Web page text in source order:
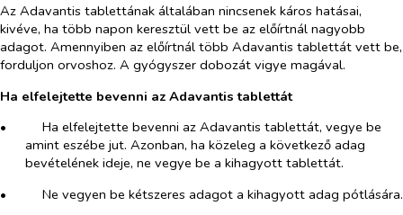
Az Adavantis tablettának általában nincsenek káros hatásai,
kivéve, ha több napon keresztül vett be az előírtnál nagyobb
adagot. Amennyiben az előírtnál több Adavantis tablettát vett be,
forduljon orvoshoz. A gyógyszer dobozát vigye magával.
Ha elfelejtette bevenni az Adavantis tablettát
•​
Ha elfelejtette bevenni az Adavantis tablettát, vegye be
amint eszébe jut. Azonban, ha közeleg a következő adag
bevételének ideje, ne vegye be a kihagyott tablettát.
•​
Ne vegyen be kétszeres adagot a kihagyott adag pótlására.